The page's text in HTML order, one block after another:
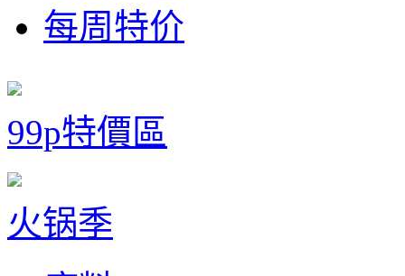
每周特价
99p特價區
火锅季